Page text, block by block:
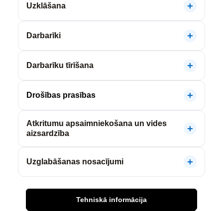
Uzklāšana
Darbarīki
Darbarīku tīrīšana
Drošības prasības
Atkritumu apsaimniekošana un vides
aizsardzība
Uzglabāšanas nosacījumi
Tehniskā informācija